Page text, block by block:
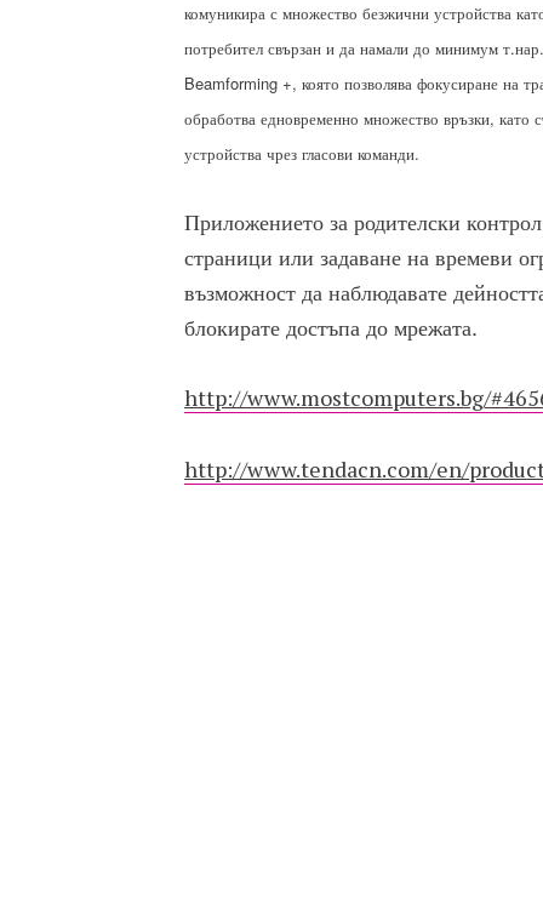
комуникира с множество безжични устройства
потребител свързан и да намали до минимум
Beamforming +, която позволява фокусиране на
обработва едновременно множество връзки, като
устройства чрез гласови команди.
Приложението за родителски
страници или задаване на времеви
възможност да наблюдавате
блокирате достъпа до мрежата.
http://www.mostcomputers.bg/
http://www.tendacn.com/en/